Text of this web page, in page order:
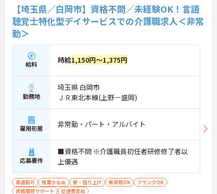
【埼玉県／白岡市】資格不問／未経験OK！言語
聴覚士特化型デイサービスでの介護職求人＜非常
勤＞
給料 時給1,150円～1,375円
勤務地
埼玉県 白岡市
ＪＲ東北本線(上野－盛岡)
雇用形態 非常勤・パート・アルバイト
応募要件
■資格不問 ※介護職員初任者研修修了者以
上優遇
車通勤可 残業少なめ 寮・借り上げ 無資格OK
ブランクOK
資格取得サポート
交通費支給